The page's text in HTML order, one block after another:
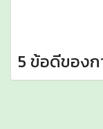
5 ข้อดีของ